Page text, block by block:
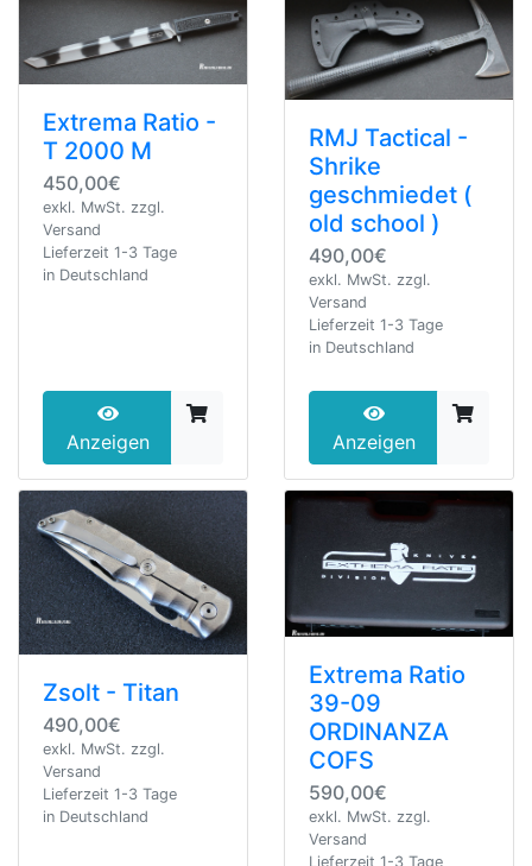
Extrema Ratio -
T 2000 M
450,00€
exkl. MwSt. zzgl.
Versand
Lieferzeit 1-3 Tage
in Deutschland
Anzeigen
RMJ Tactical -
Shrike
geschmiedet (
old school )
490,00€
exkl. MwSt. zzgl.
Versand
Lieferzeit 1-3 Tage
in Deutschland
Anzeigen
Zsolt - Titan
490,00€
exkl. MwSt. zzgl.
Versand
Lieferzeit 1-3 Tage
in Deutschland
Extrema Ratio
39-09
ORDINANZA
COFS
590,00€
exkl. MwSt. zzgl.
Versand
Lieferzeit 1-3 Tage